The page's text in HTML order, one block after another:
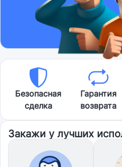
Безопасная
сделка
Гарантия
возврата
Закажи у лучших